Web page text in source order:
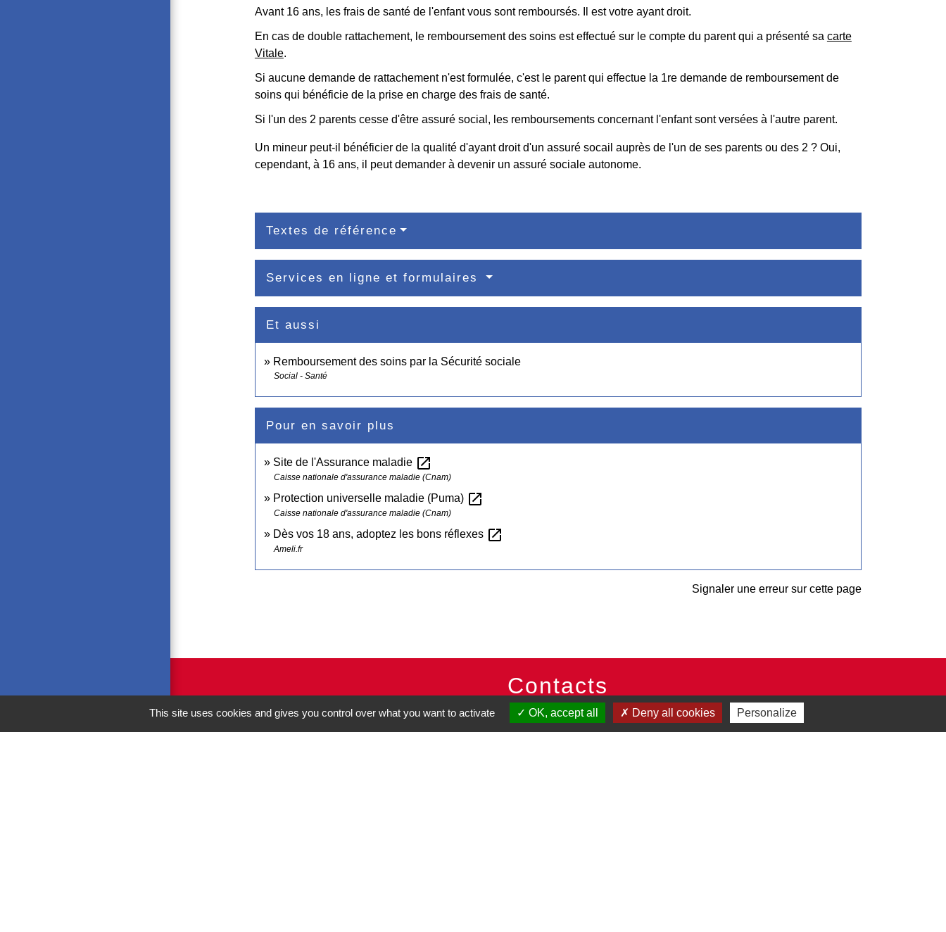
Avant 16 ans, les frais de santé de l'enfant vous sont remboursés. Il est votre ayant droit.
En cas de double rattachement, le remboursement des soins est effectué sur le compte du parent qui a présenté sa carte
Vitale.
Si aucune demande de rattachement n'est formulée, c'est le parent qui effectue la 1redemande de remboursement de
soins qui bénéficie de la prise en charge des frais de santé.
Si l'un des 2 parents cesse d'être assuré social, les remboursements concernant l'enfant sont versées à l'autre parent.
Un mineur peut-il bénéficier de la qualité d'ayant droit d'un assuré socail auprès de l'un de ses parents ou des 2 ? Oui,
cependant, à 16 ans, il peut demander à devenir un assuré sociale autonome.
Textes de référence
Services en ligne et formulaires
Et aussi
Remboursement des soins par la Sécurité sociale
Social - Santé
Pour en savoir plus
Site de l'Assurance maladie open_in_new
Caisse nationale d'assurance maladie (Cnam)
Protection universelle maladie (Puma) open_in_new
Caisse nationale d'assurance maladie (Cnam)
Dès vos 18 ans, adoptez les bons réflexes open_in_new
Ameli.fr
Signaler une erreur sur cette page
Contacts
Commune de Pullay
2 rue des Rossignols
This site uses cookies and gives you control over what you want to activate OK, accept all Deny all cookies Personalize